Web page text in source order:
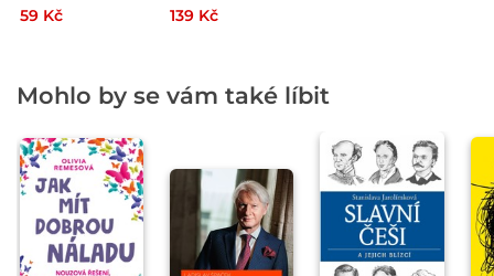
59 Kč 139 Kč
Mohlo by se vám také líbit